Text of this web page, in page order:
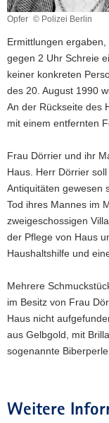
n
Opfer © Polizei Berlin
Ermittlungen
gegen 2 Uhr Schreie
keiner konkreten
des 20. August 1990
An der Rückseite des
mit einem entfernten
Frau Dörrier und ihr
Haus. Herr Dörrier
Antiquitäten gewesen
Tod ihres Mannes im
zweigeschossigen
der Pflege von Haus
Haushaltshilfe und
Mehrere
im Besitz von Frau
Haus nicht
aus Gelbgold, mit
sogenannte
Weitere